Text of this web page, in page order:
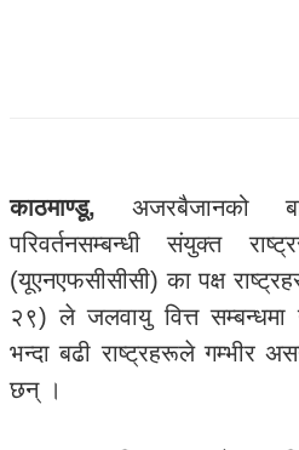
काठमाण्डू, अजरबैजानको
परिवर्तनसम्बन्धी संयुक्त
(यूएनएफसीसीसी) का पक्ष
२९) ले जलवायु वित्त
भन्दा बढी राष्ट्रहरूले गम्भीर
छन् ।